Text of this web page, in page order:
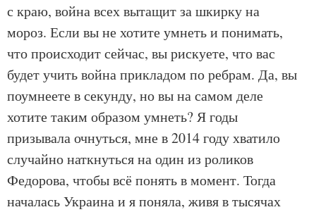
с краю, война всех вытащит за шкирку на
мороз. Если вы не хотите умнеть и понимать,
что происходит сейчас, вы рискуете, что вас
будет учить война прикладом по ребрам. Да, вы
поумнеете в секунду, но вы на самом деле
хотите таким образом умнеть? Я годы
призывала очнуться, мне в 2014 году хватило
случайно наткнуться на один из роликов
Федорова, чтобы всё понять в момент. Тогда
началась Украина и я поняла, живя в тысячах